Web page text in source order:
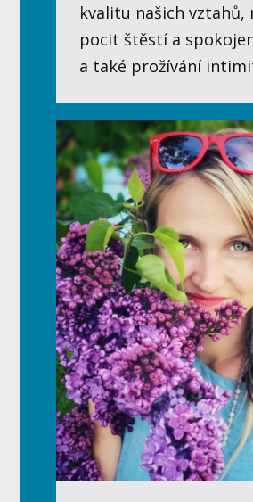
kvalitu našich vztahů,
pocit štěstí a
a také prožívání